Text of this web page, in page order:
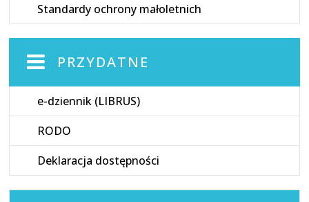
Standardy ochrony małoletnich
PRZYDATNE
e-dziennik (LIBRUS)
RODO
Deklaracja dostępności